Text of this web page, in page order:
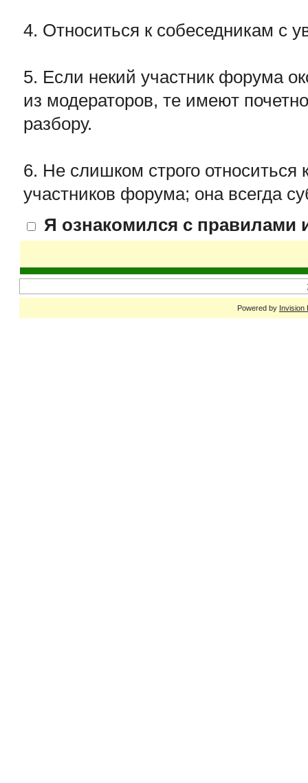
4. Относиться к собеседникам с
5. Если некий участник форума
из модераторов, те имеют
разбору.
6. Не слишком строго относиться
участников форума; она всегда
Я ознакомился с правилами
Powered by Invision